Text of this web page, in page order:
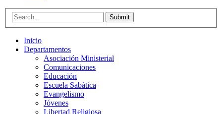
Submit
Inicio
Departamentos
Asociación Ministerial
Comunicaciones
Educación
Escuela Sabática
Evangelismo
Jóvenes
Libertad Religiosa